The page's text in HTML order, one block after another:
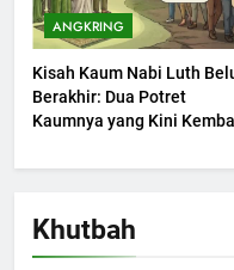
ANGKRING
Kisah Kaum Nabi Luth
Berakhir: Dua Potret
Kaumnya yang Kini
Khutbah